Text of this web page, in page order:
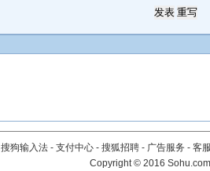
搜狗输入法 - 支付中心 - 搜狐招聘 - 广告服务 - 客
Copyright©2016